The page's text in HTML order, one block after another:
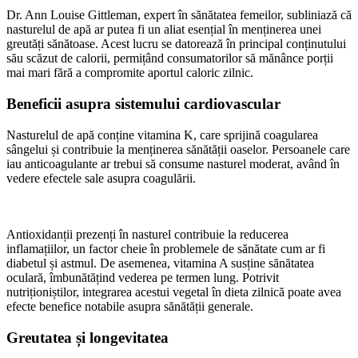
Dr. Ann Louise Gittleman, expert în sănătatea femeilor, subliniază că
nasturelul de apă ar putea fi un aliat esențial în menținerea unei
greutăți sănătoase. Acest lucru se datorează în principal conținutului
său scăzut de calorii, permițând consumatorilor să mănânce porții
mai mari fără a compromite aportul caloric zilnic.
Beneficii asupra sistemului cardiovascular
Nasturelul de apă conține vitamina K, care sprijină coagularea
sângelui și contribuie la menținerea sănătății oaselor. Persoanele care
iau anticoagulante ar trebui să consume nasturel moderat, având în
vedere efectele sale asupra coagulării.
Antioxidanții prezenți în nasturel contribuie la reducerea
inflamațiilor, un factor cheie în problemele de sănătate cum ar fi
diabetul și astmul. De asemenea, vitamina A susține sănătatea
oculară, îmbunătățind vederea pe termen lung. Potrivit
nutriționiștilor, integrarea acestui vegetal în dieta zilnică poate avea
efecte benefice notabile asupra sănătății generale.
Greutatea și longevitatea